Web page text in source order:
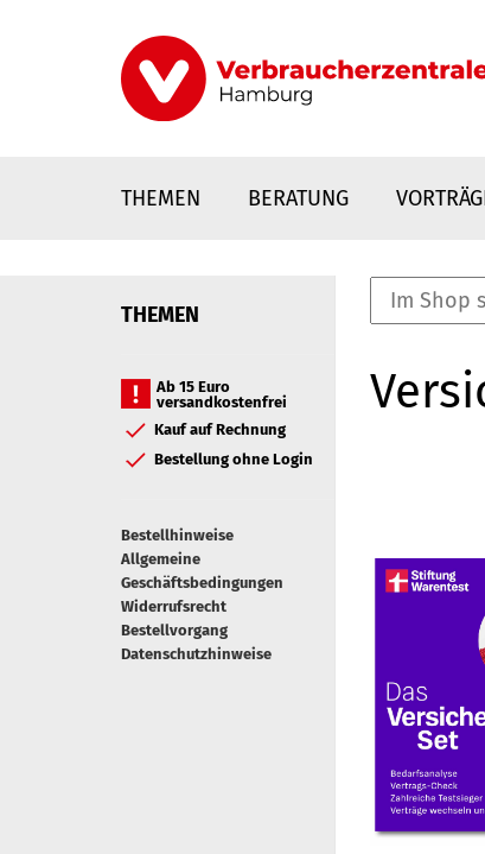
THEMEN BERATUNG
Elemente
THEMEN
Ab 15 Euro
versandkostenfrei
Kauf auf Rechnung
Bestellung ohne Login
Bestellhinweise
Allgemeine
Geschäftsbedingungen
Widerrufsrecht
Bestellvorgang
Datenschutzhinweise